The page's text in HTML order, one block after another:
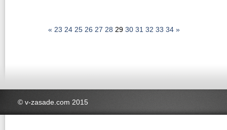
« 23 24 25 26 27 28 29 30 31 32 33 34 »
© v-zasade.com 2015